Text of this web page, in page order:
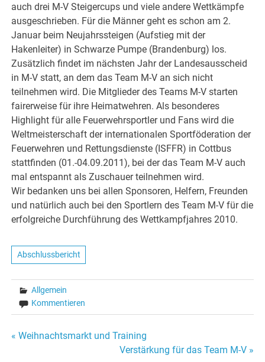
auch drei M-V Steigercups und viele andere Wettkämpfe
ausgeschrieben. Für die Männer geht es schon am 2.
Januar beim Neujahrssteigen (Aufstieg mit der
Hakenleiter) in Schwarze Pumpe (Brandenburg) los.
Zusätzlich findet im nächsten Jahr der Landesausscheid
in M-V statt, an dem das Team M-V an sich nicht
teilnehmen wird. Die Mitglieder des Teams M-V starten
fairerweise für ihre Heimatwehren. Als besonderes
Highlight für alle Feuerwehrsportler und Fans wird die
Weltmeisterschaft der internationalen Sportföderation der
Feuerwehren und Rettungsdienste (ISFFR) in Cottbus
stattfinden (01.-04.09.2011), bei der das Team M-V auch
mal entspannt als Zuschauer teilnehmen wird.
Wir bedanken uns bei allen Sponsoren, Helfern, Freunden
und natürlich auch bei den Sportlern des Team M-V für die
erfolgreiche Durchführung des Wettkampfjahres 2010.
Abschlussbericht
Allgemein
Kommentieren
Beitragsnavigation
« Weihnachtsmarkt und Training
Verstärkung für das Team M-V »